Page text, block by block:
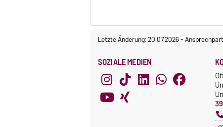
Letzte Änderung: 20.07.2026-
SOZIALE MEDIEN